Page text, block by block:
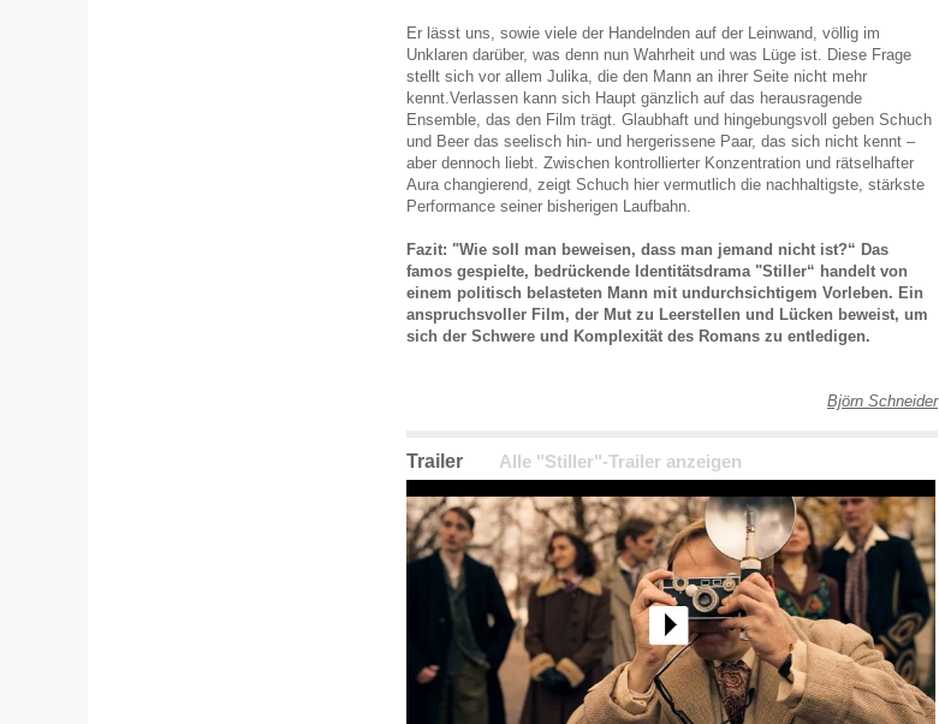
Er lässt uns, sowie viele der Handelnden auf der Leinwand, völlig im
Unklaren darüber, was denn nun Wahrheit und was Lüge ist. Diese Frage
stellt sich vor allem Julika, die den Mann an ihrer Seite nicht mehr
kennt.Verlassen kann sich Haupt gänzlich auf das herausragende
Ensemble, das den Film trägt. Glaubhaft und hingebungsvoll geben Schuch
und Beer das seelisch hin- und hergerissene Paar, das sich nicht kennt –
aber dennoch liebt. Zwischen kontrollierter Konzentration und rätselhafter
Aura changierend, zeigt Schuch hier vermutlich die nachhaltigste, stärkste
Performance seiner bisherigen Laufbahn.
Fazit: "Wie soll man beweisen, dass man jemand nicht ist?“ Das
famos gespielte, bedrückende Identitätsdrama "Stiller“ handelt von
einem politisch belasteten Mann mit undurchsichtigem Vorleben. Ein
anspruchsvoller Film, der Mut zu Leerstellen und Lücken beweist, um
sich der Schwere und Komplexität des Romans zu entledigen.
Björn Schneider
Trailer Alle "Stiller"-Trailer anzeigen